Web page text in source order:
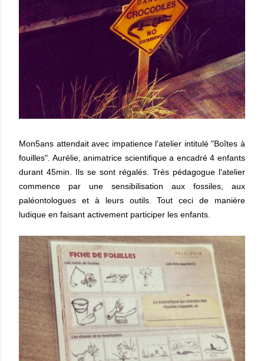
Mon5ans attendait avec impatience l'atelier intitulé "Boîtes à
fouilles". Aurélie, animatrice scientifique a encadré 4 enfants
durant 45min. Ils se sont régalés. Très pédagogue l'atelier
commence par une sensibilisation aux fossiles, aux
paléontologues et à leurs outils. Tout ceci de manière
ludique en faisant activement participer les enfants.